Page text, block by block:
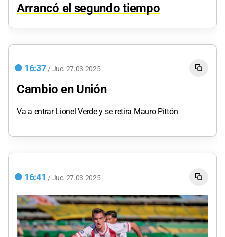
Arrancó el segundo tiempo
16:37 / Jue. 27.03.2025
Cambio en Unión
Va a entrar Lionel Verde y se retira Mauro Pittón
16:41 / Jue. 27.03.2025